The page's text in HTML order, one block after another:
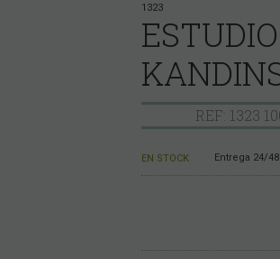
1323
REF: 1323
EN STOCK Entrega 24/